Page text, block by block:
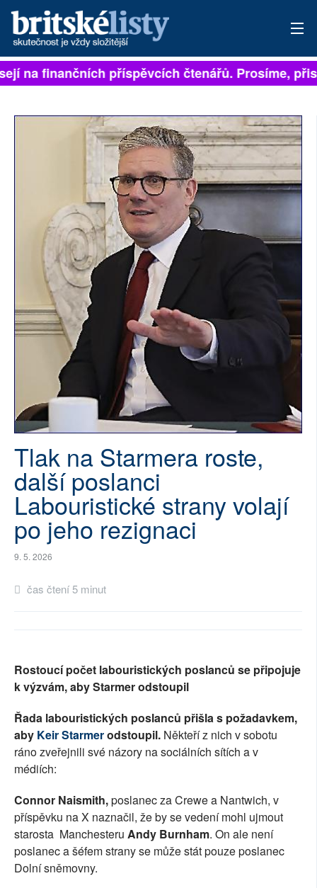
PŘIHLÁSIT
NEJČTENĚJŠÍ ZA 7 DNÍ
AUTOŘI
PŘÍSPĚVKY NA PROVOZ
SOCIÁLNÍ SÍTĚ
PLNÁ VERZE STRÁNEK
na finančních příspěvcích čtenářů. Prosíme,
Tlak na Starmera roste,
další poslanci
Labouristické strany volají
po jeho rezignaci
9. 5. 2026
čas čtení 5 minut
Rostoucí počet labouristických poslanců se připojuje
k výzvám, aby Starmer odstoupil
Řada labouristických poslanců přišla s požadavkem,
aby Keir Starmerodstoupil. Někteří z nich v sobotu
ráno zveřejnili své názory na sociálních sítích a v
médiích:
Connor Naismith,poslanec za Crewe a Nantwich, v
příspěvku na X naznačil, že by se vedení mohl ujmout
starosta Manchesteru Andy Burnham. On ale není
poslanec a šéfem strany se může stát pouze poslanec
Dolní sněmovny.